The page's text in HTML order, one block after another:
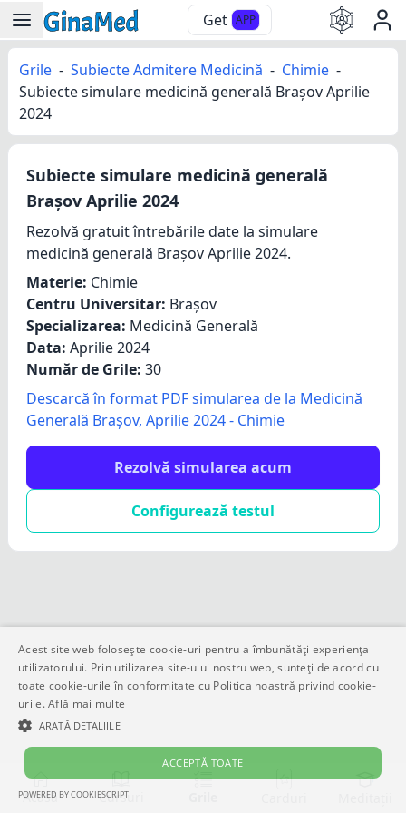
Get APP
Grile - Subiecte Admitere Medicină - Chimie -
Subiecte simulare medicină generală Brașov Aprilie
2024
Subiecte simulare medicină generală
Brașov Aprilie 2024
Rezolvă gratuit întrebările date la simulare
medicină generală Brașov Aprilie 2024.
Materie: Chimie
Centru Universitar: Brașov
Specializarea: Medicină Generală
Data: Aprilie 2024
Număr de Grile: 30
Descarcă în format PDF simularea de la Medicină
Generală Brașov, Aprilie 2024 - Chimie
Rezolvă simularea acum
Configurează testul
Acasă Cursuri
Acest site web folosește cookie-uri pentru a îmbunătăți experiența
utilizatorului. Prin utilizarea site-ului nostru web, sunteți de acord cu
toate cookie-urile în conformitate cu Politica noastră privind cookie-
urile.Află mai multe
ARATĂ DETALIILE
ACCEPTĂ TOATE
STRICT NECESARE
POWERED BY COOKIESCRIPT